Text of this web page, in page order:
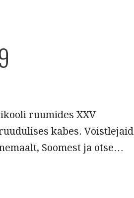
ruumides XXV
kabes. Võistlejaid
Soomest ja otse…